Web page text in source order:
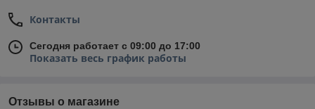
Контакты
Сегодня работает с 09:00 до 17:00
Показать весь график работы
Отзывы о магазине